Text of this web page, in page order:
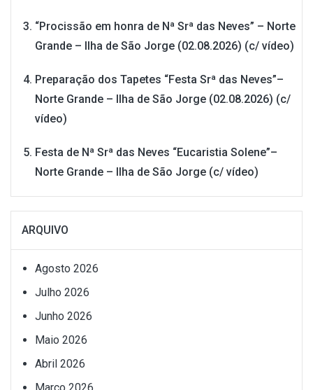
“Procissão em honra de Nª Srª das Neves” – Norte
Grande – Ilha de São Jorge (02.08.2026) (c/ vídeo)
Preparação dos Tapetes “Festa Srª das Neves”–
Norte Grande – Ilha de São Jorge (02.08.2026) (c/
vídeo)
Festa de Nª Srª das Neves “Eucaristia Solene”–
Norte Grande – Ilha de São Jorge (c/ vídeo)
ARQUIVO
Agosto 2026
Julho 2026
Junho 2026
Maio 2026
Abril 2026